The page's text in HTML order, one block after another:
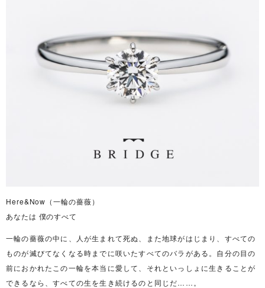
Here&Now（一輪の薔薇）
あなたは 僕のすべて
一輪の薔薇の中に、人が生まれて死ぬ、また地球がはじまり、すべての
ものが滅びてなくなる時までに咲いたすべてのバラがある。自分の目の
前におかれたこの一輪を本当に愛して、それといっしょに生きることが
できるなら、すべての生を生き続けるのと同じだ……。